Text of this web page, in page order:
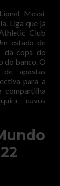
Messi,
Liga que já
Club
estado de
da copa do
do banco. O
apostas
para a
novos